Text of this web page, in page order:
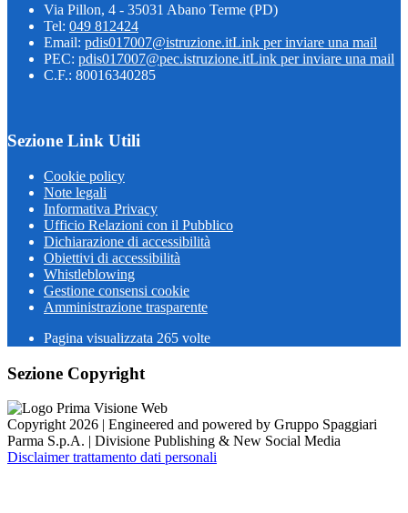
Via Pillon, 4 - 35031 Abano Terme (PD)
Tel: 049 812424
Email: pdis017007@istruzione.itLink per inviare una mail
PEC: pdis017007@pec.istruzione.itLink per inviare una mail
C.F.: 80016340285
Sezione Link Utili
Cookie policy
Note legali
Informativa Privacy
Ufficio Relazioni con il Pubblico
Dichiarazione di accessibilità
Obiettivi di accessibilità
Whistleblowing
Gestione consensi cookie
Amministrazione trasparente
Pagina visualizzata 265 volte
Sezione Copyright
Copyright 2026 | Engineered and powered by Gruppo Spaggiari
Parma S.p.A. | Divisione Publishing & New Social Media
Disclaimer trattamento dati personali